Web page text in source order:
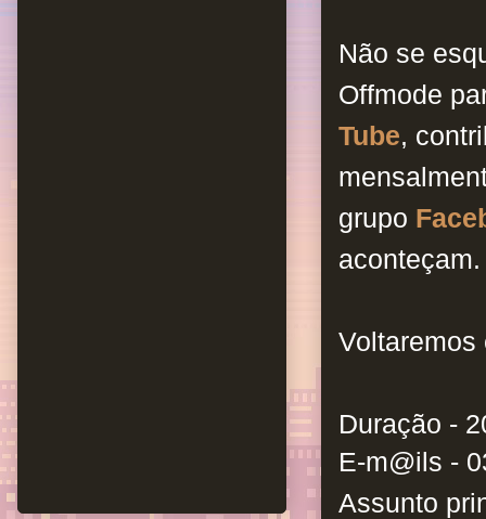
Não se
Offmode
Tube,
grupo
aconteçam.
Voltaremos
Duração -
E-m@ils -
Assunto